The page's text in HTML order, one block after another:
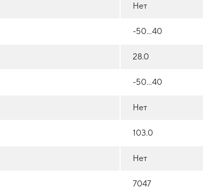
Нет
-50...40
28.0
-50...40
Нет
103.0
Нет
7047